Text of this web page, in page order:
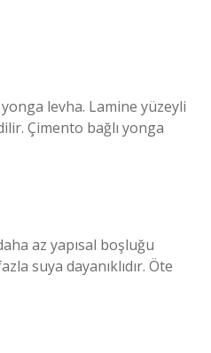
levha. Lamine yüzeyli
Çimento bağlı yonga
az yapısal boşluğu
suya dayanıklıdır. Öte